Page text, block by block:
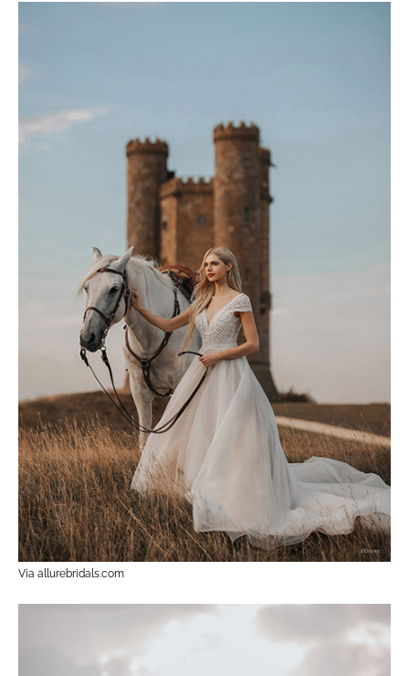
Via allurebridals.com